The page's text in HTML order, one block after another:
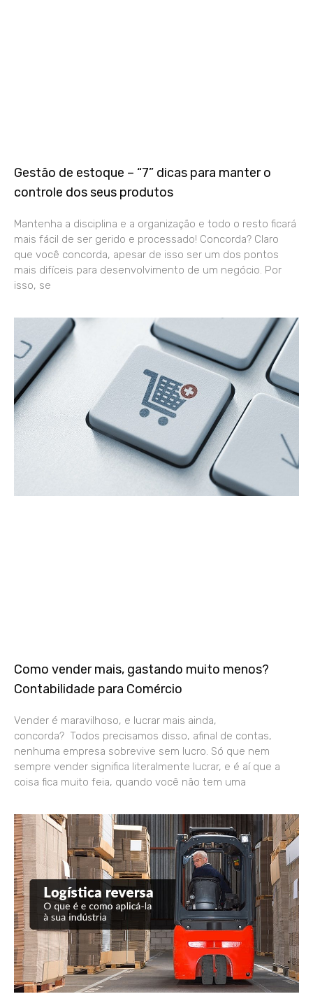
Gestão de estoque – “7” dicas para manter o
controle dos seus produtos
Mantenha a disciplina e a organização e todo o resto ficará
mais fácil de ser gerido e processado! Concorda? Claro
que você concorda, apesar de isso ser um dos pontos
mais difíceis para desenvolvimento de um negócio. Por
isso, se
Como vender mais, gastando muito menos?
Contabilidade para Comércio
Vender é maravilhoso, e lucrar mais ainda,
concorda? Todos precisamos disso, afinal de contas,
nenhuma empresa sobrevive sem lucro. Só que nem
sempre vender significa literalmente lucrar, e é aí que a
coisa fica muito feia, quando você não tem uma